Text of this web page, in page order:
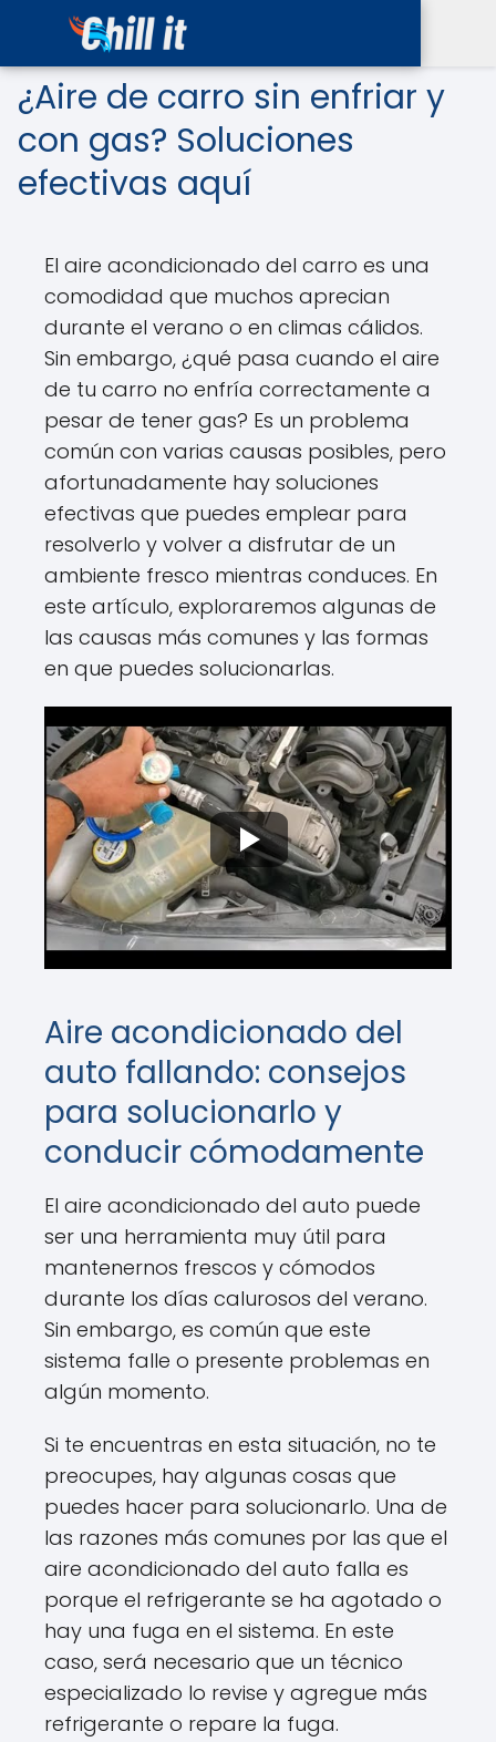
¿Aire de carro sin enfriar y
con gas? Soluciones
efectivas aquí
El aire acondicionado del carro es una
comodidad que muchos aprecian
durante el verano o en climas cálidos.
Sin embargo, ¿qué pasa cuando el aire
de tu carro no enfría correctamente a
pesar de tener gas? Es un problema
común con varias causas posibles, pero
afortunadamente hay soluciones
efectivas que puedes emplear para
resolverlo y volver a disfrutar de un
ambiente fresco mientras conduces. En
este artículo, exploraremos algunas de
las causas más comunes y las formas
en que puedes solucionarlas.
Aire acondicionado del
auto fallando: consejos
para solucionarlo y
conducir cómodamente
El aire acondicionado del auto puede
ser una herramienta muy útil para
mantenernos frescos y cómodos
durante los días calurosos del verano.
Sin embargo, es común que este
sistema falle o presente problemas en
algún momento.
Si te encuentras en esta situación, no te
preocupes, hay algunas cosas que
puedes hacer para solucionarlo. Una de
las razones más comunes por las que el
aire acondicionado del auto falla es
porque el refrigerante se ha agotado o
hay una fuga en el sistema. En este
caso, será necesario que un técnico
especializado lo revise y agregue más
refrigerante o repare la fuga.